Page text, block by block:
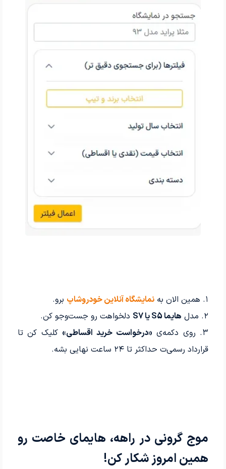
۱. همین الان به نمایشگاه آنلاین خودروشاپ برو.
۲. مدل
هایما S5 یا S7
دلخواهت رو جست‌وجو کن.
۳. روی دکمه‌ی
«درخواست خرید اقساطی» کلیک کن تا
قرارداد رسمی‌ت حداکثر تا ۲۴ ساعت نهایی بشه.
موج گرونی در راهه، هایمای خاصت رو
همین امروز شکار کن!